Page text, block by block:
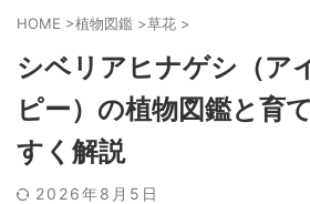
HOME >植物図鑑 >草花 >
シベリアヒナゲシ（ア
ピー）の植物図鑑と育
すく解説
2026年8月5日